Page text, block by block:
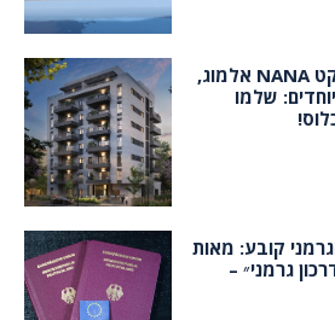
״כל דייר הוא VIP״: פרויקט NANA אלמוג,
שלמו
קובע: מאות
גרמני״ –